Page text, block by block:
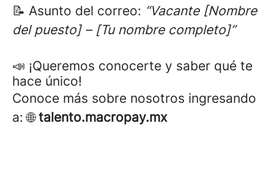
📝 Asunto del correo: “Vacante [Nombre
del puesto] – [Tu nombre completo]”
📣 ¡Queremos conocerte y saber qué te
hace único!
Conoce más sobre nosotros ingresando
a: 🌐talento.macropay.mx